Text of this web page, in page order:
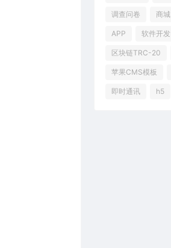
调查问卷 商城
APP 软件开发
区块链TRC-20
苹果CMS模板
即时通讯 h5